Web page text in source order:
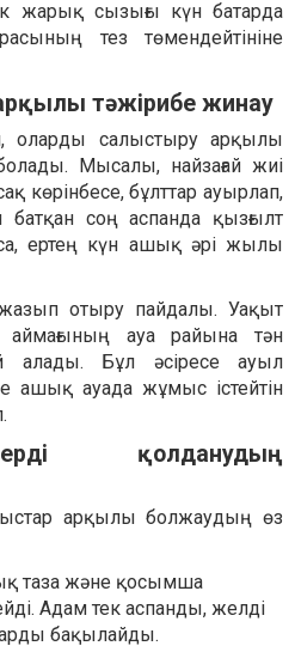
жарық сызығы күн батарда
тез төмендейтініне
тәжірибе жинау
оларды салыстыру арқылы
Мысалы, найзағай жиі
көрінбесе, бұлттар ауырлап,
соң аспанда қызғылт
ертең күн ашық әрі жылы
отыру пайдалы. Уақыт
ауа райына тән
алады. Бұл әсіресе ауыл
ашық ауада жұмыс істейтін
қолданудың
арқылы болжаудың өз
таза және қосымша
Адам тек аспанды, желді
бақылайды.